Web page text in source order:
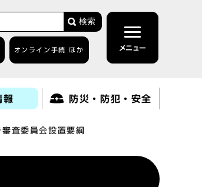
検索
オンライン手続 ほか メニュー
報 防災・防犯・安全
査委員会設置要綱